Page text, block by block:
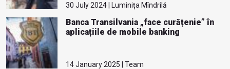
30 July 2024 | Luminița Mîndrilă
Banca Transilvania „face curățenie” în
aplicațiile de mobile banking
14 January 2025 | Team